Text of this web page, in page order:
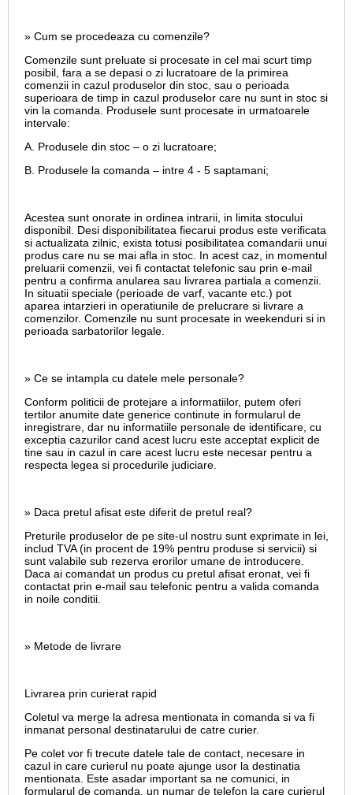
» Cum se procedeaza cu comenzile?
Comenzile sunt preluate si procesate in cel mai scurt timp
posibil, fara a se depasi o zi lucratoare de la primirea
comenzii in cazul produselor din stoc, sau o perioada
superioara de timp in cazul produselor care nu sunt in stoc si
vin la comanda. Produsele sunt procesate in urmatoarele
intervale:
A. Produsele din stoc – o zi lucratoare;
B. Produsele la comanda – intre 4 - 5 saptamani;
Acestea sunt onorate in ordinea intrarii, in limita stocului
disponibil. Desi disponibilitatea fiecarui produs este verificata
si actualizata zilnic, exista totusi posibilitatea comandarii unui
produs care nu se mai afla in stoc. In acest caz, in momentul
preluarii comenzii, vei fi contactat telefonic sau prin e-mail
pentru a confirma anularea sau livrarea partiala a comenzii.
In situatii speciale (perioade de varf, vacante etc.) pot
aparea intarzieri in operatiunile de prelucrare si livrare a
comenzilor. Comenzile nu sunt procesate in weekenduri si in
perioada sarbatorilor legale.
» Ce se intampla cu datele mele personale?
Conform politicii de protejare a informatiilor, putem oferi
tertilor anumite date generice continute in formularul de
inregistrare, dar nu informatiile personale de identificare, cu
exceptia cazurilor cand acest lucru este acceptat explicit de
tine sau in cazul in care acest lucru este necesar pentru a
respecta legea si procedurile judiciare.
» Daca pretul afisat este diferit de pretul real?
Preturile produselor de pe site-ul nostru sunt exprimate in lei,
includ TVA (in procent de 19% pentru produse si servicii) si
sunt valabile sub rezerva erorilor umane de introducere.
Daca ai comandat un produs cu pretul afisat eronat, vei fi
contactat prin e-mail sau telefonic pentru a valida comanda
in noile conditii.
» Metode de livrare
Livrarea prin curierat rapid
Coletul va merge la adresa mentionata in comanda si va fi
inmanat personal destinatarului de catre curier.
Pe colet vor fi trecute datele tale de contact, necesare in
cazul in care curierul nu poate ajunge usor la destinatia
mentionata. Este asadar important sa ne comunici, in
formularul de comanda, un numar de telefon la care curierul